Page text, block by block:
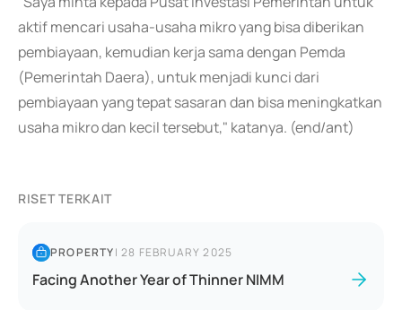
aktif mencari usaha-usaha mikro yang bisa diberikan
pembiayaan, kemudian kerja sama dengan Pemda
(Pemerintah Daera), untuk menjadi kunci dari
pembiayaan yang tepat sasaran dan bisa meningkatkan
usaha mikro dan kecil tersebut," katanya. (end/ant)
RISET TERKAIT
PROPERTY|28 FEBRUARY 2025
Facing Another Year of Thinner NIMM